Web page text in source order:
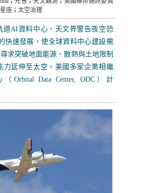
座 ；太空治理
道AI資料中心，天文界警告夜空恐
快速發展，使全球資料中心建設需
求突破地面能源、散熱與土地限制
力延伸至太空。美國多家企業相繼
Orbital Data Center, ODC）計